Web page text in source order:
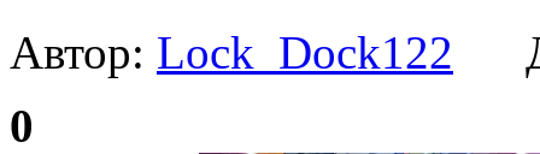
Автор: Lock_Dock122
0